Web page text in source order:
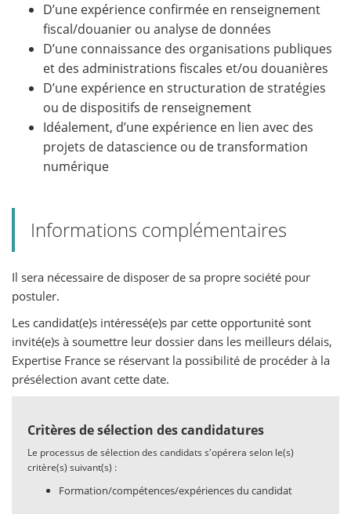
D’une expérience confirmée en renseignement
fiscal/douanier ou analyse de données
D’une connaissance des organisations publiques
et des administrations fiscales et/ou douanières
D’une expérience en structuration de stratégies
ou de dispositifs de renseignement
Idéalement, d’une expérience en lien avec des
projets de datascience ou de transformation
numérique
Informations complémentaires
Il sera nécessaire de disposer de sa propre société pour
postuler.
Les candidat(e)s intéressé(e)s par cette opportunité sont
invité(e)s à soumettre leur dossier dans les meilleurs délais,
Expertise France se réservant la possibilité de procéder à la
présélection avant cette date.
Critères de sélection des candidatures
Le processus de sélection des candidats s'opérera selon le(s)
critère(s) suivant(s) :
Formation/compétences/expériences du candidat